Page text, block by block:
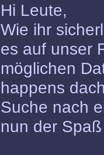
Hi Leute,
Wie ihr
es auf unser
möglichen
happens
Suche nach
nun der